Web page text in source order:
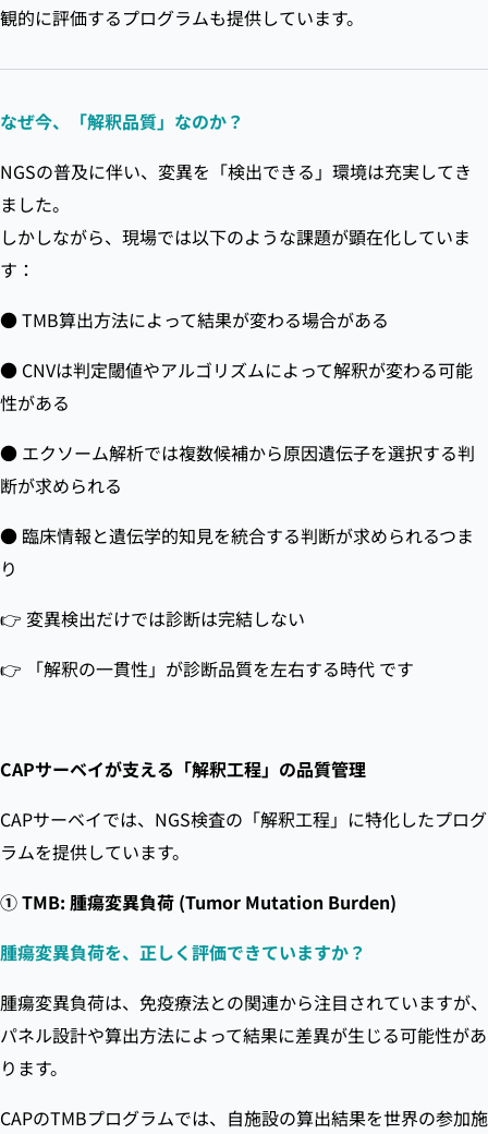
観的に評価するプログラムも提供しています。
なぜ今、「解釈品質」なのか？
NGSの普及に伴い、変異を「検出できる」環境は充実してき
ました。
しかしながら、現場では以下のような課題が顕在化していま
す：
● TMB算出方法によって結果が変わる場合がある
● CNVは判定閾値やアルゴリズムによって解釈が変わる可能
性がある
● エクソーム解析では複数候補から原因遺伝子を選択する判
断が求められる
● 臨床情報と遺伝学的知見を統合する判断が求められるつま
り
👉 変異検出だけでは診断は完結しない
👉 「解釈の一貫性」が診断品質を左右する時代 です
CAPサーベイが支える「解釈工程」の品質管理
CAPサーベイでは、NGS検査の「解釈工程」に特化したプログ
ラムを提供しています。
① TMB: 腫瘍変異負荷 (Tumor Mutation Burden)
腫瘍変異負荷を、正しく評価できていますか？
腫瘍変異負荷は、免疫療法との関連から注目されていますが、
パネル設計や算出方法によって結果に差異が生じる可能性があ
ります。
CAPのTMBプログラムでは、自施設の算出結果を世界の参加施